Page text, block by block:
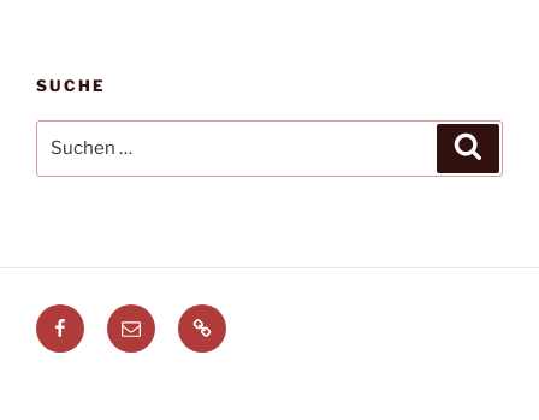
SUCHE
nach:
Facebook
E-
Mail
Leitstellenspiel.de